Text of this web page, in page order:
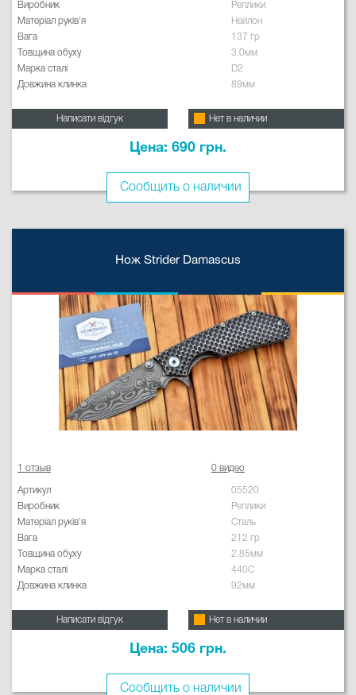
Виробник
Реплики
Матеріал руків'я
Нейлон
Вага
137 гр
Товщина обуху
3.0мм
Марка сталі
D2
Довжина клинка
89мм
Написати відгук Нет в наличии
Цена: 690 грн.
Сообщить о наличии
Нож Strider Damascus
1 отзыв 0 видео
Артикул
05520
Виробник
Реплики
Матеріал руків'я
Сталь
Вага
212 гр
Товщина обуху
2.85мм
Марка сталі
440C
Довжина клинка
92мм
Написати відгук Нет в наличии
Цена: 506 грн.
Сообщить о наличии